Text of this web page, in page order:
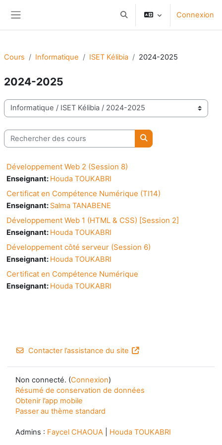
Activer/désactiver la saisie
Connexion
Cours Informatique ISET Kélibia 2024-2025
2024-2025
Catégories de cours
Rechercher des cours
Rechercher des cours
Développement Web 2 (Session 8)
Enseignant: Houda TOUKABRI
Certificat en Compétence Numérique (TI14)
Enseignant: Salma TANABENE
Développement Web 1 (HTML & CSS) [Session 2]
Enseignant: Houda TOUKABRI
Développement côté serveur (Session 6)
Enseignant: Houda TOUKABRI
Certificat en Compétence Numérique
Enseignant: Houda TOUKABRI
Contacter l’assistance du site
Non connecté. (Connexion)
Résumé de conservation de données
Obtenir l’app mobile
Passer au thème standard
Admins : Faycel CHAOUA Houda TOUKABRI